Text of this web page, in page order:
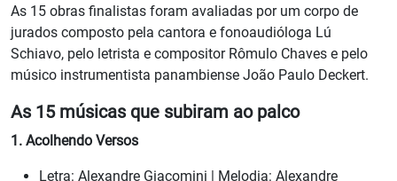
As 15 obras finalistas foram avaliadas por um corpo de
jurados composto pela cantora e fonoaudióloga Lú
Schiavo, pelo letrista e compositor Rômulo Chaves e pelo
músico instrumentista panambiense João Paulo Deckert.
As 15 músicas que subiram ao palco
1. Acolhendo Versos
Letra: Alexandre Giacomini | Melodia: Alexandre